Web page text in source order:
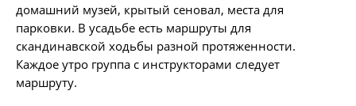
домашний музей, крытый сеновал, места для
парковки. В усадьбе есть маршруты для
скандинавской ходьбы разной протяженности.
Каждое утро группа с инструкторами следует
маршруту.